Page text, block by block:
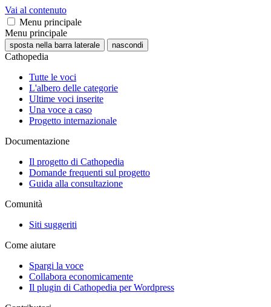
Vai al contenuto
Menu principale
Menu principale
sposta nella barra laterale nascondi
Cathopedia
Tutte le voci
L'albero delle categorie
Ultime voci inserite
Una voce a caso
Progetto internazionale
Documentazione
Il progetto di Cathopedia
Domande frequenti sul progetto
Guida alla consultazione
Comunità
Siti suggeriti
Come aiutare
Spargi la voce
Collabora economicamente
Il plugin di Cathopedia per Wordpress